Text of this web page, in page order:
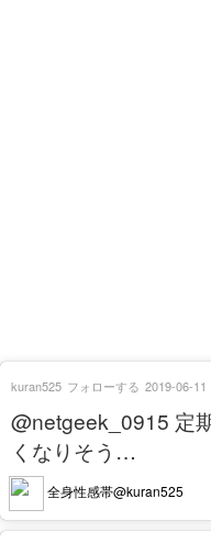
@netgeek_0915 定
くなりそう…
全身性感帯@kuran525
kuran525 フォローする 2019-06-11